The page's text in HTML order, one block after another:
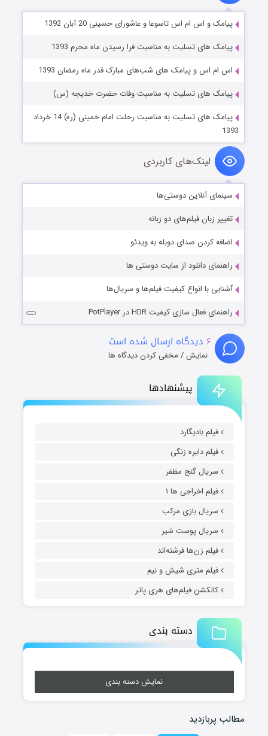
پیشنهادها
فیلم بادیگارد
فیلم دایره زنگی
سریال گنج مظفر
فیلم اخراجی ها ۱
سریال بازی مرکب
سریال پوست شیر
فیلم زن‌ها فرشته‌اند
فیلم متری شیش و نیم
کالکشن فیلم‌های هری پاتر
دسته بندی
نمایش دسته بندی
مطالب پربازدید
پیامک و اس ام اس تاسوعا و عاشورای حسینی 20 آبان 1392
پیامک های تسلیت به مناسبت فرا رسیدن ماه محرم 1393
اس ام اس و پیامک های شب‌های مبارک قدر ماه رمضان 1393
پیامک های تسلیت به مناسبت وفات حضرت خدیجه (س)
پیامک های تسلیت به مناسبت رحلت امام خمینی (ره) 14 خرداد
1393
لینک‌های کاربردی
سینمای آنلاین دوستی‌ها
تغییر زبان فیلم‌های دو زبانه
اضافه کردن صدای دوبله به ویدئو
راهنمای دانلود از سایت دوستی ها
آشنایی با انواع کیفیت فیلم‌ها و سریال‌ها
راهنمای فعال سازی کیفیت HDR در PotPlayer
۶ دیدگاه ارسال شده است
نمایش / مخفی کردن دیدگاه ها